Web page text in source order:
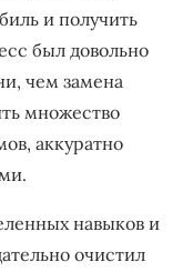
и получить
был довольно
чем замена
множество
аккуратно
навыков и
очистил